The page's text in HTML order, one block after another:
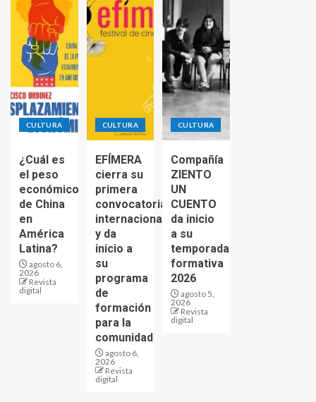
CULTURA
¿Cuál es
el peso
económico
de China
en
América
Latina?
agosto 6,
2026
Revista
digital
CULTURA
EFÍMERA
cierra su
primera
convocatoria
internacional
y da
inicio a
su
programa
de
formación
para la
comunidad
agosto 6,
2026
Revista
digital
CULTURA
Compañía
ZIENTO
UN
CUENTO
da inicio
a su
temporada
formativa
2026
agosto 5,
2026
Revista
digital